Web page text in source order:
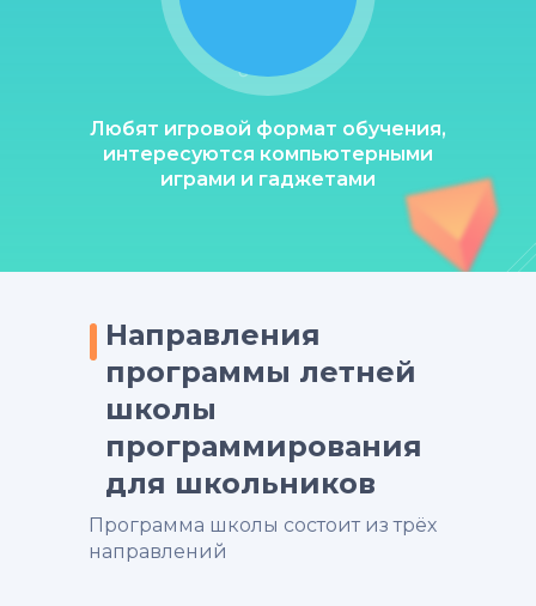
Любят игровой формат обучения,
интересуются компьютерными
играми и гаджетами
Направления
программы летней
школы
программирования
для школьников
Программа школы состоит из трёх
направлений